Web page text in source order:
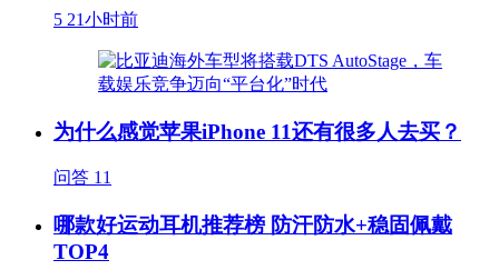
5 21小时前
为什么感觉苹果iPhone 11还有很多人去买？
问答 11
哪款好运动耳机推荐榜 防汗防水+稳固佩戴
TOP4